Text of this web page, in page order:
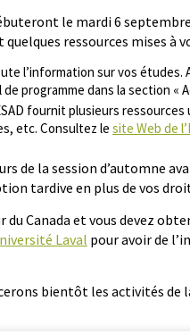
le mardi 6
ressources mises à
l’information sur vos études.
programme dans la section
fournit plusieurs
etc. Consultez le site Web de
de la session d’automne
tardive en plus de vos
Canada et vous devez
Laval pour avoir de
bientôt les activités de